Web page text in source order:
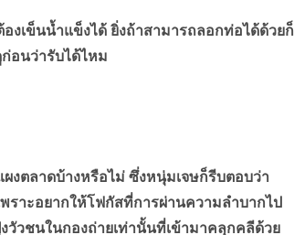
ข็นน้ำแข็งได้ ยิ่งถ้าสามารถลอกท่อได้ด้วยก็
อนว่ารับได้ไหม
ตลาดบ้างหรือไม่ ซึ่งหนุ่มเจษก็รีบตอบว่า
พราะอยากให้โฟกัสที่การผ่านความลำบากไป
วัวชนในกองถ่ายเท่านั้นที่เข้ามาคลุกคลีด้วย